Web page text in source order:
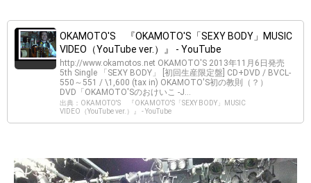
OKAMOTO'S 『OKAMOTO'S「SEXY BODY」MUSIC
VIDEO（YouTube ver.）』 - YouTube
http://www.okamotos.net OKAMOTO'S 2013年11月6日発売
5th Single 「SEXY BODY」 [初回生産限定盤] CD+DVD / BVCL-
550～551 / \1,600 (tax in) OKAMOTO'S初の教則（？）
DVD「OKAMOTO'Sのおけいこ -J...
出典：OKAMOTO'S 『OKAMOTO'S「SEXY BODY」MUSIC
VIDEO（YouTube ver.）』 - YouTube